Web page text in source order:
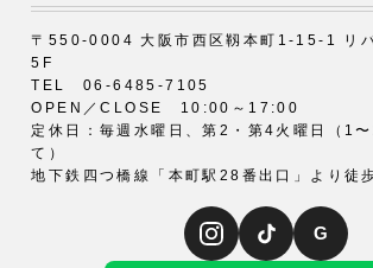
〒550-0004 大阪市西区靱本町1-15-1 リ
5F
TEL 06-6485-7105
OPEN／CLOSE 10:00～17:00
定休日：毎週水曜日、第2・第4火曜日（1
て）
地下鉄四つ橋線「本町駅28番出口」より徒
G